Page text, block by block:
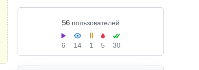
56 пользователей
6 14 1 5 30